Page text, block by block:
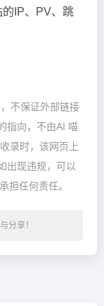
IP、PV、跳
不保证外部链接
指向，不由AI 喵
录时，该网页上
出现违规，可以
担任何责任。
分享！